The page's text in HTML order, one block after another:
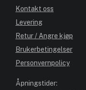
Kontakt oss
Levering
Retur / Angre kjøp
Brukerbetingelser
Personvernpolicy
Åpningstider: